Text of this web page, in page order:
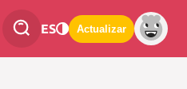
ES Actualizar